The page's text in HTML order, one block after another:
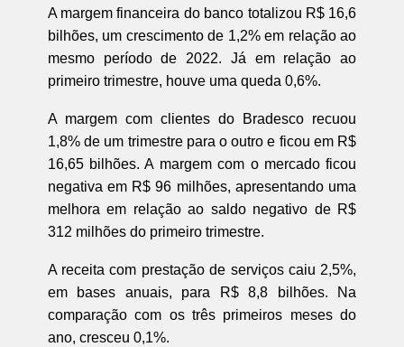
A margem financeira do banco totalizou R$ 16,6
bilhões, um crescimento de 1,2% em relação ao
mesmo período de 2022. Já em relação ao
primeiro trimestre, houve uma queda 0,6%.
A margem com clientes do Bradesco recuou
1,8% de um trimestre para o outro e ficou em R$
16,65 bilhões. A margem com o mercado ficou
negativa em R$ 96 milhões, apresentando uma
melhora em relação ao saldo negativo de R$
312 milhões do primeiro trimestre.
A receita com prestação de serviços caiu 2,5%,
em bases anuais, para R$ 8,8 bilhões. Na
comparação com os três primeiros meses do
ano, cresceu 0,1%.